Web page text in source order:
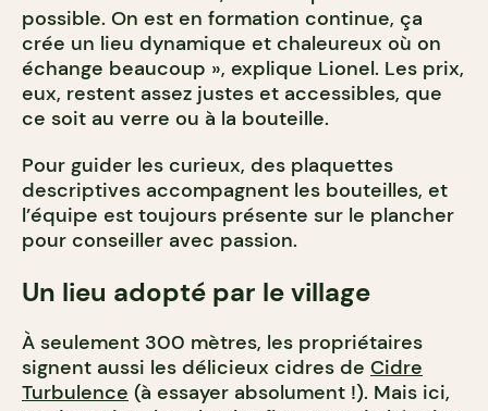
possible. On est en formation continue, ça
crée un lieu dynamique et chaleureux où on
échange beaucoup », explique Lionel. Les prix,
eux, restent assez justes et accessibles, que
ce soit au verre ou à la bouteille.
Pour guider les curieux, des plaquettes
descriptives accompagnent les bouteilles, et
l’équipe est toujours présente sur le plancher
pour conseiller avec passion.
Un lieu adopté par le village
À seulement 300 mètres, les propriétaires
signent aussi les délicieux cidres de Cidre
Turbulence (à essayer absolument !). Mais ici,